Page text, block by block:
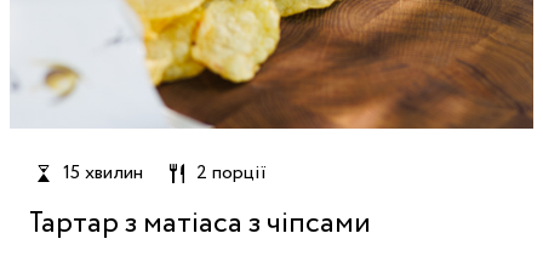
15 хвилин 2 порції
Тартар з матіаса з чіпсами